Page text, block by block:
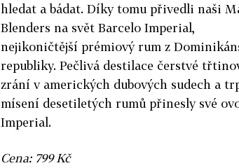
hledat a bádat. Díky tomu přivedli naši
Blenders na svět Barcelo Imperial,
nejikoničtější prémiový rum z
republiky. Pečlivá destilace čerstvé
zrání v amerických dubových sudech a
mísení desetiletých rumů přinesly své
Imperial.
Cena: 799 Kč